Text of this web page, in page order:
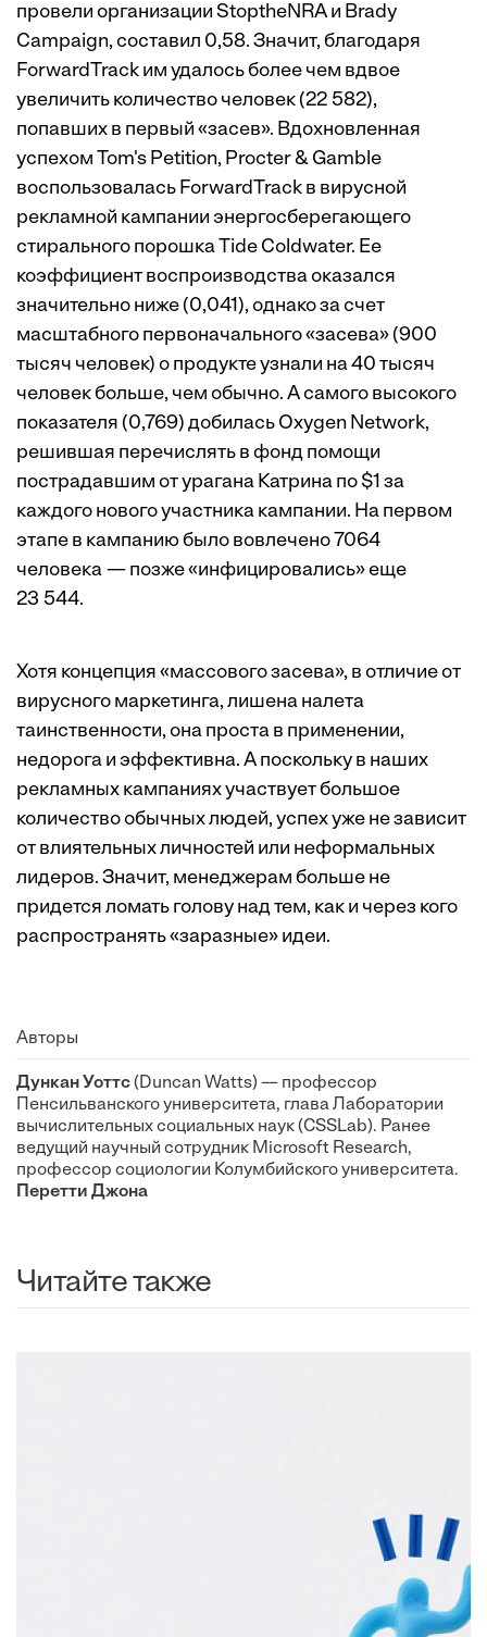
провели организации StoptheNRA и Brady
Campaign, составил 0,58. Значит, благодаря
ForwardTrack им удалось более чем вдвое
увеличить количество человек (22 582),
попавших в первый «засев». Вдохновленная
успехом Tom's Petition, Procter & Gamble
воспользовалась ForwardTrack в вирусной
рекламной кампании энергосберегающего
стирального порошка Tide Coldwater. Ее
коэффициент воспроизводства оказался
значительно ниже (0,041), однако за счет
масштабного первоначального «засева» (900
тысяч человек) о продукте узнали на 40 тысяч
человек больше, чем обычно. А самого высокого
показателя (0,769) добилась Oxygen Network,
решившая перечислять в фонд помощи
пострадавшим от урагана Катрина по $1 за
каждого нового участника кампании. На первом
этапе в кампанию было вовлечено 7064
человека — позже «инфицировались» еще
23 544.
Хотя концепция «массового засева», в отличие от
вирусного маркетинга, лишена налета
таинственности, она проста в применении,
недорога и эффективна. А поскольку в наших
рекламных кампаниях участвует большое
количество обычных людей, успех уже не зависит
от влиятельных личностей или неформальных
лидеров. Значит, менеджерам больше не
придется ломать голову над тем, как и через кого
распространять «заразные» идеи.
Авторы
Дункан Уоттс(Duncan Watts) — профессор
Пенсильванского университета, глава Лаборатории
вычислительных социальных наук (CSSLab). Ранее
ведущий научный сотрудник Microsoft Research,
профессор социологии Колумбийского университета.
Перетти Джона
Читайте также